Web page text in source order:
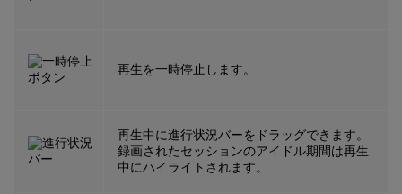
再生を一時停止します。
再生中に進行状況バーをドラッグできます。
録画されたセッションのアイドル期間は再生
中にハイライトされます。